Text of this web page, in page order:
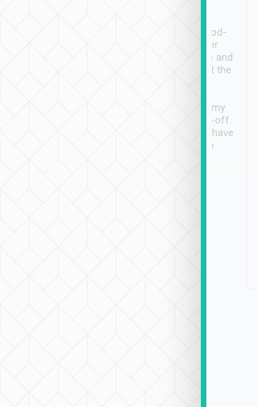
service, vehicles in good-
condition and the driver
service was awesome and
thoughtful. Driver went the
have safely arrived at my
destination after drop-off.
Definitely something I have
not seen elsewhere 👍